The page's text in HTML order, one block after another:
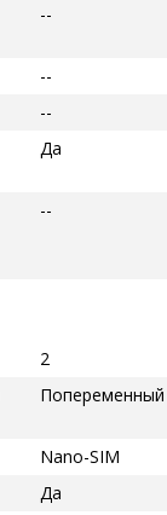
--
--
--
Да
--
2
Попеременный
Nano-SIM
Да